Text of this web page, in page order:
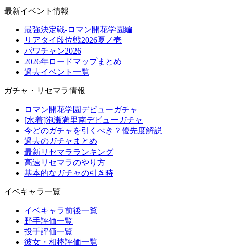
最新イベント情報
最強決定戦-ロマン開花学園編
リアタイ段位戦2026夏ノ壱
パワチャン2026
2026年ロードマップまとめ
過去イベント一覧
ガチャ・リセマラ情報
ロマン開花学園デビューガチャ
[水着]泡瀬満里南デビューガチャ
今どのガチャを引くべき？優先度解説
過去のガチャまとめ
最新リセマラランキング
高速リセマラのやり方
基本的なガチャの引き時
イベキャラ一覧
イベキャラ前後一覧
野手評価一覧
投手評価一覧
彼女・相棒評価一覧